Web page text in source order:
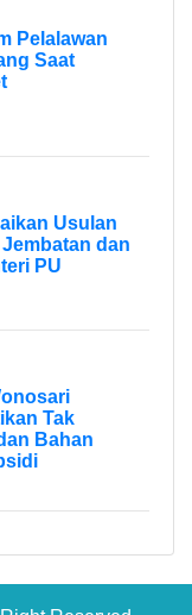
Pelalawan
Saat
Usulan
dan
PU
Tak
Bahan